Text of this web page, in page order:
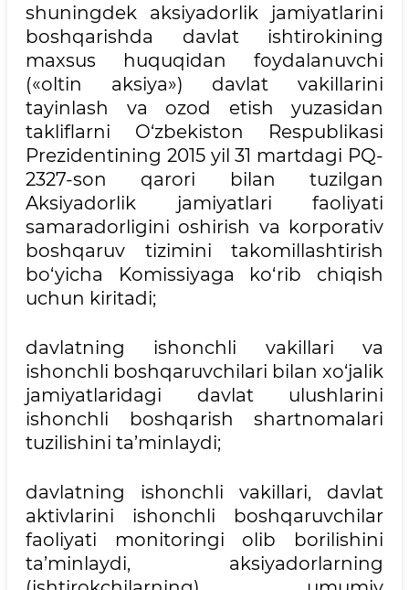
shuningdek aksiyadorlik jamiyatlarini
boshqarishda davlat ishtirokining
maxsus huquqidan foydalanuvchi
(«oltin aksiya») davlat vakillarini
tayinlash va ozod etish yuzasidan
takliflarni O‘zbekiston Respublikasi
Prezidentining 2015 yil 31 martdagi PQ-
2327-son qarori bilan tuzilgan
Aksiyadorlik jamiyatlari faoliyati
samaradorligini oshirish va korporativ
boshqaruv tizimini takomillashtirish
bo‘yicha Komissiyaga ko‘rib chiqish
uchun kiritadi;
davlatning ishonchli vakillari va
ishonchli boshqaruvchilari bilan xo‘jalik
jamiyatlaridagi davlat ulushlarini
ishonchli boshqarish shartnomalari
tuzilishini ta’minlaydi;
davlatning ishonchli vakillari, davlat
aktivlarini ishonchli boshqaruvchilar
faoliyati monitoringi olib borilishini
ta’minlaydi, aksiyadorlarning